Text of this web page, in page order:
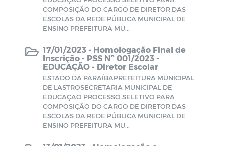
COMPOSIÇÃO DO CARGO DE DIRETOR DAS
ESCOLAS DA REDE PÚBLICA MUNICIPAL DE
ENSINO PREFEITURA MU...
17/01/2023 - Homologação Final de
Inscrição - PSS Nº 001/2023 -
EDUCAÇÃO - Diretor Escolar
ESTADO DA PARAÍBAPREFEITURA MUNICIPAL
DE LASTROSECRETARIA MUNICIPAL DE
EDUCAÇAO PROCESSO SELETIVO PARA
COMPOSIÇÃO DO CARGO DE DIRETOR DAS
ESCOLAS DA REDE PÚBLICA MUNICIPAL DE
ENSINO PREFEITURA MU...